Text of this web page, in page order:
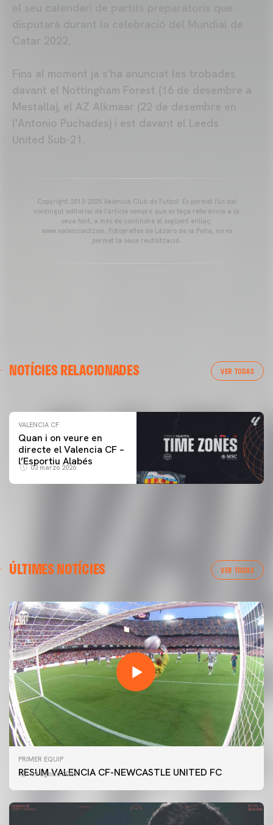
Catar 2022.
Fins al moment ja s'ha anunciat les trobades
davant el Nottingham Forest (16 de desembre a
Mestalla), el AZ Alkmaar (22 de desembre en
l'Antonio Puchades) i est davant el Leeds
United Sub-21.
Copyright 2013-2025 Valencia Club de Futbol. Es permet l'ús del
contingut editorial de l'article sempre que es faça referència a la
seua font, a més de contindre el següent enllaç:
www.valenciacf.com. Fotografies de Lázaro de la Peña, no es
permet la seua reutilització.
NOTÍCIES RELACIONADES VER TODAS
ENTRENAMENT DEL VALENCIA CF 04/03/26
VALENCIA CF
Quan i on veure en
directe el Valencia CF –
l’Esportiu Alabés
03 marzo 2026
ÚLTIMES NOTÍCIES VER TODAS
PRIMER EQUIP
RESUM VALENCIA CF-NEWCASTLE UNITED FC
09 agosto 2026